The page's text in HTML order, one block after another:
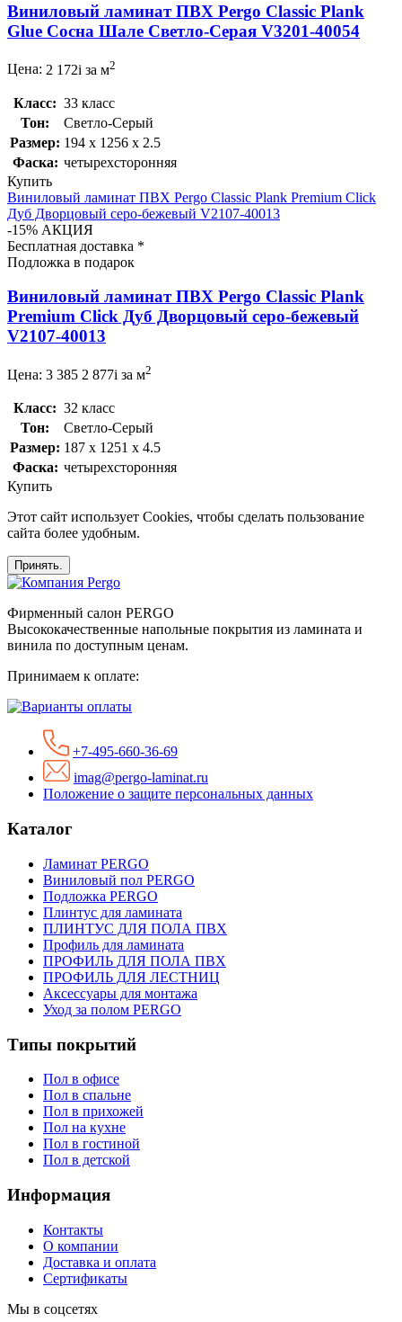
Виниловый ламинат ПВХ Pergo Classic Plank
Glue Сосна Шале Светло-Серая V3201-40054
Цена: 2 172i за м2
Класс: 33 класс
Тон:
Светло-Серый
Размер: 194 x 1256 x 2.5
Фаска: четырехсторонняя
Купить
Виниловый ламинат ПВХ Pergo Classic Plank Premium Click
Дуб Дворцовый серо-бежевый V2107-40013
-15% АКЦИЯ
Бесплатная доставка *
Подложка в подарок
Виниловый ламинат ПВХ Pergo Classic Plank
Premium Click Дуб Дворцовый серо-бежевый
V2107-40013
Цена: 3 385 2 877i за м2
Класс: 32 класс
Тон:
Светло-Серый
Размер: 187 x 1251 x 4.5
Фаска: четырехсторонняя
Купить
Этот сайт использует Cookies, чтобы сделать пользование
сайта более удобным.
Принять.
Фирменный салон PERGO
Высококачественные напольные покрытия из ламината и
винила по доступным ценам.
Принимаем к оплате:
+7-495-660-36-69
imag@pergo-laminat.ru
Положение о защите персональных данных
Каталог
Ламинат PERGO
Виниловый пол PERGO
Подложка PERGO
Плинтус для ламината
ПЛИНТУС ДЛЯ ПОЛА ПВХ
Профиль для ламината
ПРОФИЛЬ ДЛЯ ПОЛА ПВХ
ПРОФИЛЬ ДЛЯ ЛЕСТНИЦ
Аксессуары для монтажа
Уход за полом PERGO
Типы покрытий
Пол в офисе
Пол в спальне
Пол в прихожей
Пол на кухне
Пол в гостиной
Пол в детской
Информация
Контакты
О компании
Доставка и оплата
Сертификаты
Мы в соцсетях